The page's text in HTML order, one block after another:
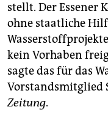
genossenschaft
epaper login
stellt. Der Essener
ohne staatliche
kein Vorhaben
sagte das für das
Vorstandsmitglied
Zeitung.